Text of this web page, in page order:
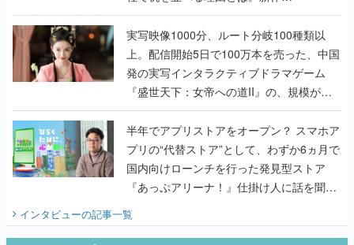
『TATSUJIN EXTREME』で初タッグを組
んだレジェンド2人に訊く開発秘話
実写映像1000分、ルート分岐100種類以
上。配信開始5日で100万本を売った、中国
発の実写インタラクティブドラマゲーム
『盛世天下：女帝への道II』の、規模が違
うこだわりをプロデューサーに聞いた
半年でアプリストアをオープン？ スマホア
プリの“代替ストア”として、わずか6ヵ月で
国内向けローンチを行った発見型ストア
『あっぷアリーナ！』仕掛け人に話を聞い
インタビューの記事一覧